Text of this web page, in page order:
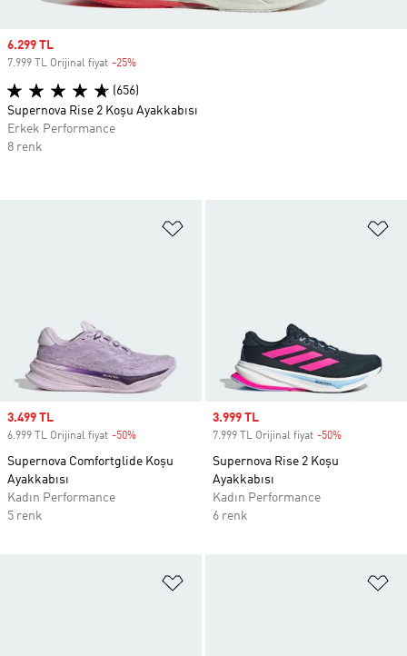
Sale price
3.499 TL
6.999 TL Orijinal fiyat -50%
Supernova Comfortglide Koşu
Ayakkabısı
Kadın Performance
5 renk
Sale price
3.999 TL
7.999 TL Orijinal fiyat -50%
Supernova Rise 2 Koşu
Ayakkabısı
Kadın Performance
6 renk
Sale price
6.299 TL
7.999 TL Orijinal fiyat -25%
(656)
Supernova Rise 2 Koşu Ayakkabısı
Erkek Performance
8 renk